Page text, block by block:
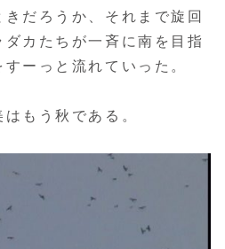
だろうか、それまで旋回
カたちが一斉に南を目指
ーっと流れていった。
もう秋である。